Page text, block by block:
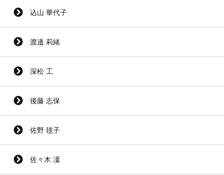
込山 華代子
渡邉 莉緒
深松 工
後藤 志保
佐野 毬子
佐々木 凜